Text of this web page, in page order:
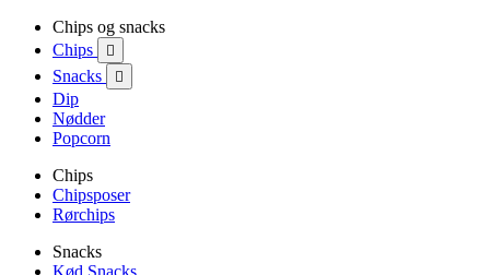
Chips og snacks
Chips

Snacks 
Dip
Nødder
Popcorn
Chips
Chipsposer
Rørchips
Snacks
Kød Snacks